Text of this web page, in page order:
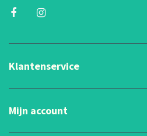
Klantenservice
Mijn account